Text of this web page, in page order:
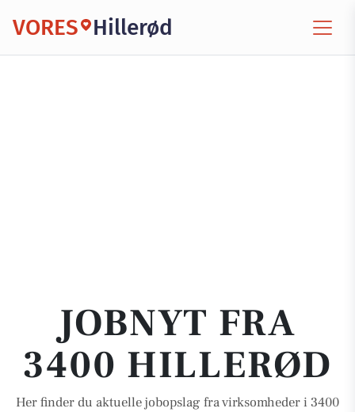
VORES Hillerød
JOBNYT FRA
3400 HILLERØD
Her finder du aktuelle jobopslag fra virksomheder i 3400